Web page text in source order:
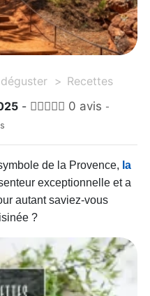
Recettes
- 0 avis -
de la Provence, la
exceptionnelle et a
autant saviez-vous
?